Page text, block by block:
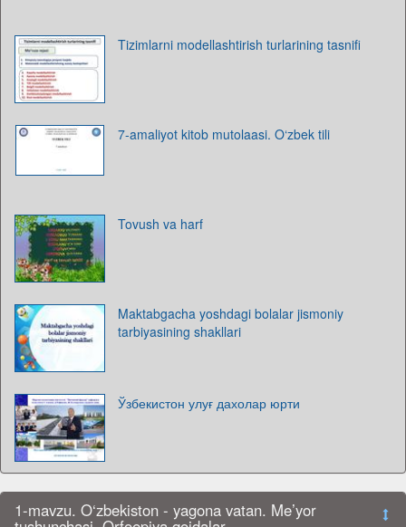
Tizimlarni modellashtirish turlarining tasnifi
7-amaliyot kitob mutolaasi. O‘zbek tili
Tovush va harf
Maktabgacha yoshdagi bolalar jismoniy
tarbiyasining shakllari
Ўзбекистон улуғ дахолар юрти
1-mavzu. O‘zbekiston - yagona vatan. Me’yor